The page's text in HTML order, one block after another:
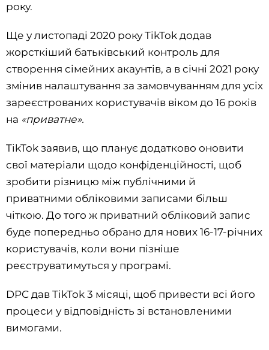
року.
Ще у листопаді 2020 року TikTok додав
жорсткіший батьківський контроль для
створення сімейних акаунтів, а в січні 2021 року
змінив налаштування за замовчуванням для усіх
зареєстрованих користувачів віком до 16 років
на «приватне».
TikTok заявив, що планує додатково оновити
свої матеріали щодо конфіденційності, щоб
зробити різницю між публічними й
приватними обліковими записами більш
чіткою. До того ж приватний обліковий запис
буде попередньо обрано для нових 16-17-річних
користувачів, коли вони пізніше
реєструватимуться у програмі.
DPC дав TikTok 3 місяці, щоб привести всі його
процеси у відповідність зі встановленими
вимогами.